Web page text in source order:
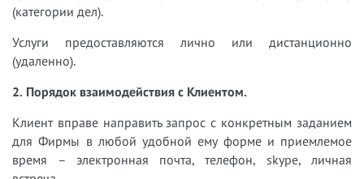
(категории дел).
Услуги предоставляются лично или дистанционно
(удаленно).
2. Порядок взаимодействия с Клиентом.
Клиент вправе направить запрос с конкретным заданием
для Фирмы в любой удобной ему форме и приемлемое
время – электронная почта, телефон, skype, личная